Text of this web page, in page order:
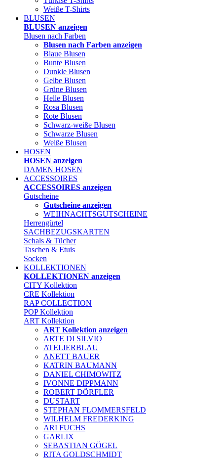
Weiße T-Shirts
BLUSEN
BLUSEN anzeigen
Blusen nach Farben
Blusen nach Farben anzeigen
Blaue Blusen
Bunte Blusen
Dunkle Blusen
Gelbe Blusen
Grüne Blusen
Helle Blusen
Rosa Blusen
Rote Blusen
Schwarz-weiße Blusen
Schwarze Blusen
Weiße Blusen
HOSEN
HOSEN anzeigen
DAMEN HOSEN
ACCESSOIRES
ACCESSOIRES anzeigen
Gutscheine
Gutscheine anzeigen
WEIHNACHTSGUTSCHEINE
Herrengürtel
SACHBEZUGSKARTEN
Schals & Tücher
Taschen & Etuis
Socken
KOLLEKTIONEN
KOLLEKTIONEN anzeigen
CITY Kollektion
CRE Kollektion
RAP COLLECTION
POP Kollektion
ART Kollektion
ART Kollektion anzeigen
ARTE DI SILVIO
ATELIERBLAU
ANETT BAUER
KATRIN BAUMANN
DANIEL CHIMOWITZ
IVONNE DIPPMANN
ROBERT DÖRFLER
DUSTART
STEPHAN FLOMMERSFELD
WILHELM FREDERKING
ARI FUCHS
GARLIX
SEBASTIAN GÖGEL
RITA GOLDSCHMIDT